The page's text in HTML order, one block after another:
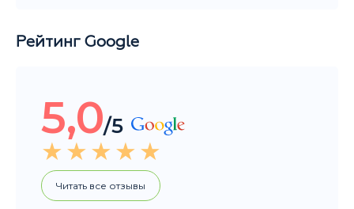
Рейтинг Google
5,0/5
Читать все отзывы